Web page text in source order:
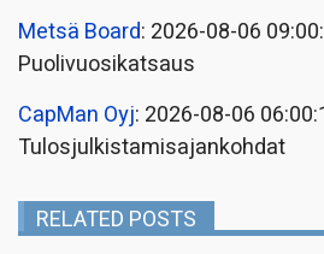
Metsä Board: 2026-08-06
Puolivuosikatsaus
CapMan Oyj: 2026-08-06
Tulosjulkistamisajankohdat
RELATED POSTS